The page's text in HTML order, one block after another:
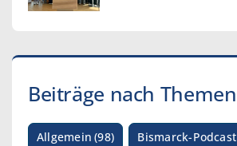
Beiträge nach Themen
Allgemein (98) Bismarck-Podcast